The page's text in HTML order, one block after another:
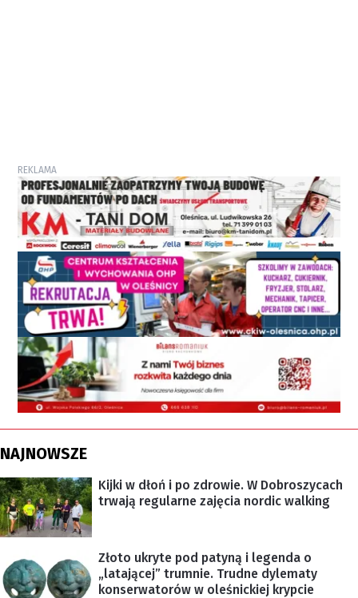
REKLAMA
NAJNOWSZE
Kijki w dłoń i po zdrowie. W Dobroszycach
trwają regularne zajęcia nordic walking
Złoto ukryte pod patyną i legenda o
„latającej” trumnie. Trudne dylematy
konserwatorów w oleśnickiej krypcie